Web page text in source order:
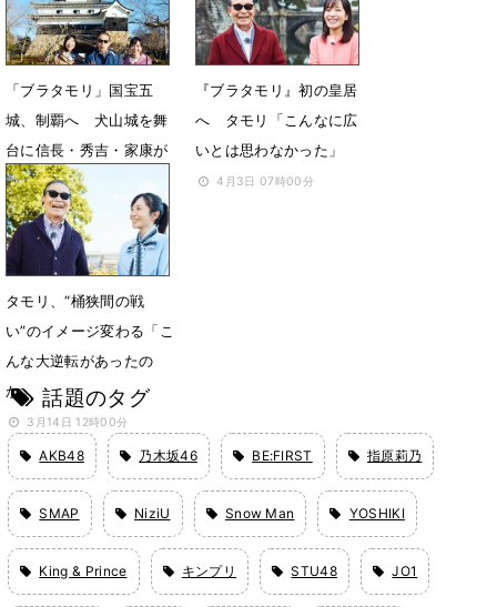
「ブラタモリ」国宝五
城、制覇へ 犬山城を舞
台に信長・秀吉・家康が
愛した理由を解き明かす
4月23日 14時08分
『ブラタモリ』初の皇居
へ タモリ「こんなに広
いとは思わなかった」
4月3日 07時00分
タモリ、“桶狭間の戦
い”のイメージ変わる「こ
んな大逆転があったの
か」
3月14日 12時00分
話題のタグ
AKB48 乃木坂46 BE:FIRST 指原莉乃
SMAP NiziU Snow Man YOSHIKI
King & Prince キンプリ STU48 JO1